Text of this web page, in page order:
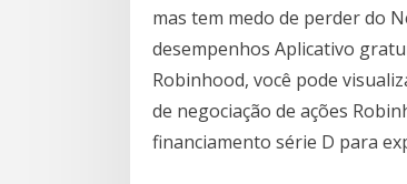
mas tem medo de perder do
desempenhos Aplicativo
Robinhood, você pode
de negociação de ações
financiamento série D para